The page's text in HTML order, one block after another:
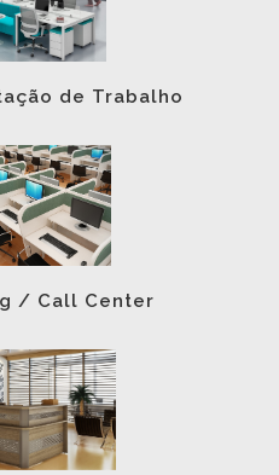
de Trabalho
/ Call Center